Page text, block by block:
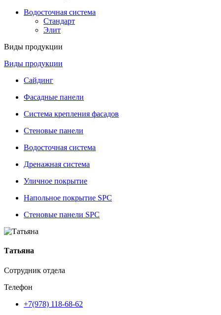
Водосточная система
Стандарт
Элит
Виды продукции
Виды продукции
Сайдинг
Фасадные панели
Система крепления фасадов
Стеновые панели
Водосточная система
Дренажная система
Уличное покрытие
Напольное покрытие SPC
Стеновые панели SPC
Татьяна
Сотрудник отдела
Телефон
+7(978) 118-68-62